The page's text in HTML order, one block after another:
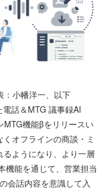
：小幡洋一、以下
話＆MTG 議事録AI
MTG機能βをリリースい
オフラインの商談・ミ
ようになり、より一層
能を通じて、営業担当
会話内容を意識して入